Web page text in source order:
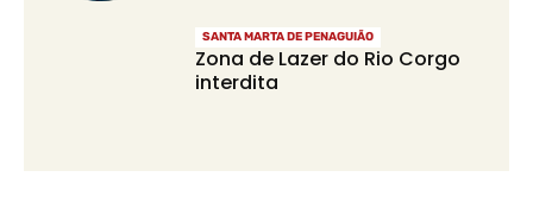
SANTA MARTA DE PENAGUIÃO
Zona de Lazer do Rio Corgo
interdita